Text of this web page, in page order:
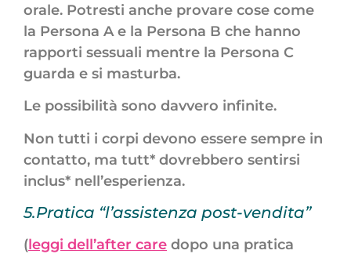
orale. Potresti anche provare cose come
la Persona A e la Persona B che hanno
rapporti sessuali mentre la Persona C
guarda e si masturba.
Le possibilità sono davvero infinite.
Non tutti i corpi devono essere sempre in
contatto, ma tutt* dovrebbero sentirsi
inclus* nell’esperienza.
5.Pratica “l’assistenza post-vendita”
(leggi dell’after care dopo una pratica